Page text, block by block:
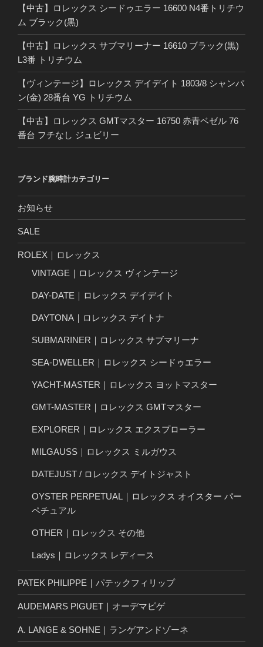
【中古】ロレックス シードゥエラー 16600 N4番トリチウ
ム ブラック(黒)
【中古】ロレックス サブマリーナー 16610 ブラック(黒)
L3番 トリチウム
【ヴィンテージ】ロレックス デイデイト 1803/8 シャンパ
ン(金) 28番台 YG トリチウム
【中古】ロレックス GMTマスター 16750 赤青ベゼル 76
番台 フチなし ジュビリー
ブランド腕時計カテゴリー
お知らせ
SALE
ROLEX｜ロレックス
VINTAGE｜ロレックス ヴィンテージ
DAY-DATE｜ロレックス デイデイト
DAYTONA｜ロレックス デイトナ
SUBMARINER｜ロレックス サブマリーナ
SEA-DWELLER｜ロレックス シードゥエラー
YACHT-MASTER｜ロレックス ヨットマスター
GMT-MASTER｜ロレックス GMTマスター
EXPLORER｜ロレックス エクスプローラー
MILGAUSS｜ロレックス ミルガウス
DATEJUST / ロレックス デイトジャスト
OYSTER PERPETUAL｜ロレックス オイスター パー
ペチュアル
OTHER｜ロレックス その他
Ladys｜ロレックス レディース
PATEK PHILIPPE｜パテックフィリップ
AUDEMARS PIGUET｜オーデマピゲ
A. LANGE & SOHNE｜ランゲアンドゾーネ